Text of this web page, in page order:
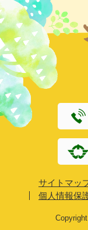
サイトマッ
個人情報保